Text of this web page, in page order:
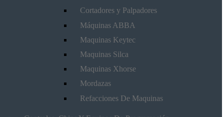
Cortadores y Palpadores
Máquinas ABBA
Maquinas Keytec
Maquinas Silca
Maquinas Xhorse
Mordazas
Refacciones De Maquinas